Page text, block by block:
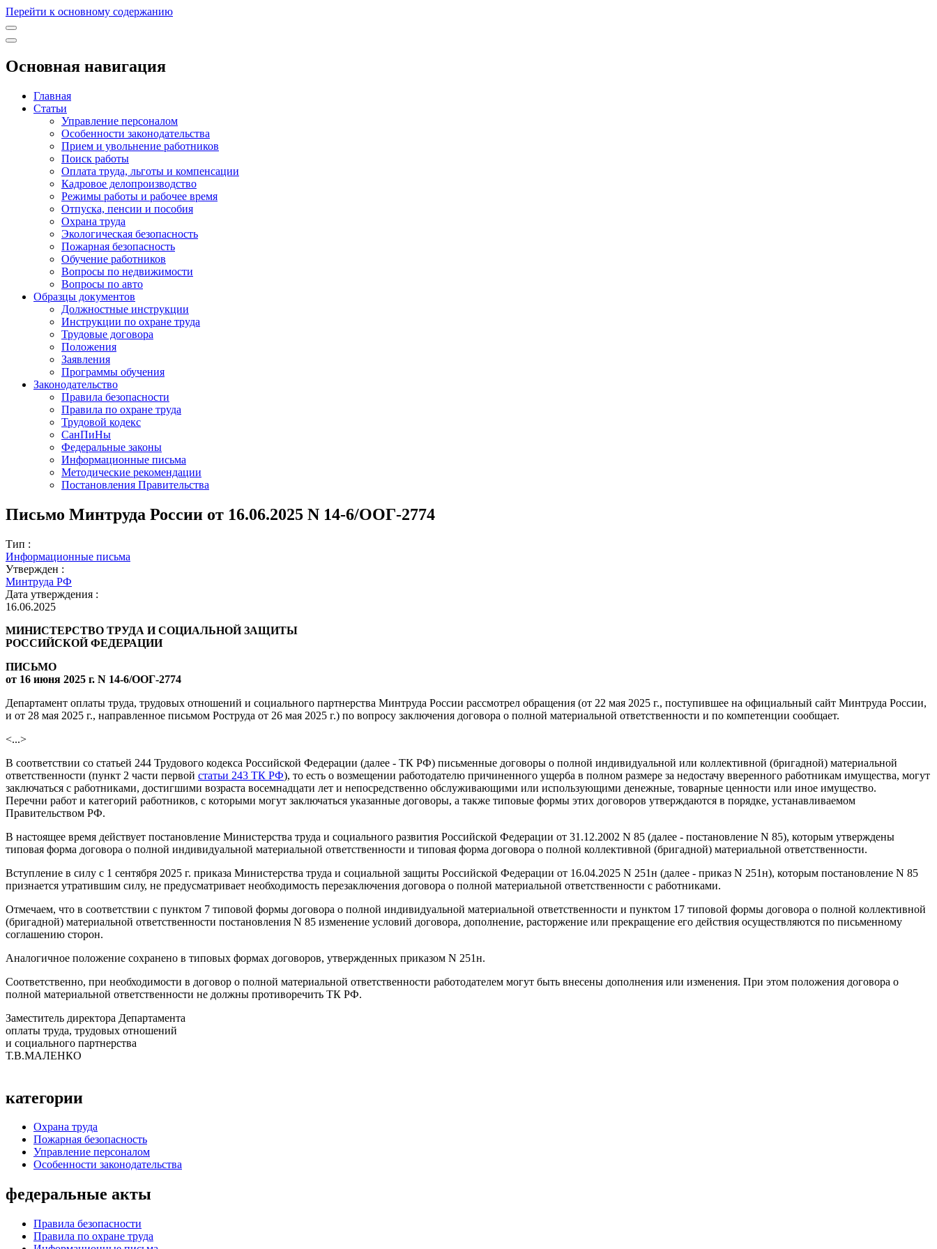
Перейти к основному содержанию
Основная навигация
Главная
Статьи
Управление персоналом
Особенности законодательства
Прием и увольнение работников
Поиск работы
Оплата труда, льготы и компенсации
Кадровое делопроизводство
Режимы работы и рабочее время
Отпуска, пенсии и пособия
Охрана труда
Экологическая безопасность
Пожарная безопасность
Обучение работников
Вопросы по недвижимости
Вопросы по авто
Образцы документов
Должностные инструкции
Инструкции по охране труда
Трудовые договора
Положения
Заявления
Программы обучения
Законодательство
Правила безопасности
Правила по охране труда
Трудовой кодекс
СанПиНы
Федеральные законы
Информационные письма
Методические рекомендации
Постановления Правительства
Письмо Минтруда России от 16.06.2025 N 14-6/ООГ-2774
Тип :
Информационные письма
Утвержден :
Минтруда РФ
Дата утверждения :
16.06.2025
МИНИСТЕРСТВО ТРУДА И СОЦИАЛЬНОЙ ЗАЩИТЫ
РОССИЙСКОЙ ФЕДЕРАЦИИ
ПИСЬМО
от 16 июня 2025 г. N 14-6/ООГ-2774
Департамент оплаты труда, трудовых отношений и социального партнерства Минтруда России рассмотрел обращения (от 22 мая 2025 г., поступившее на официальный сайт Минтруда России,
и от 28 мая 2025 г., направленное письмом Роструда от 26 мая 2025 г.) по вопросу заключения договора о полной материальной ответственности и по компетенции сообщает.
<...>
В соответствии со статьей 244 Трудового кодекса Российской Федерации (далее - ТК РФ) письменные договоры о полной индивидуальной или коллективной (бригадной) материальной
ответственности (пункт 2 части первой статьи 243 ТК РФ), то есть о возмещении работодателю причиненного ущерба в полном размере за недостачу вверенного работникам имущества, могут
заключаться с работниками, достигшими возраста восемнадцати лет и непосредственно обслуживающими или использующими денежные, товарные ценности или иное имущество.
Перечни работ и категорий работников, с которыми могут заключаться указанные договоры, а также типовые формы этих договоров утверждаются в порядке, устанавливаемом
Правительством РФ.
В настоящее время действует постановление Министерства труда и социального развития Российской Федерации от 31.12.2002 N 85 (далее - постановление N 85), которым утверждены
типовая форма договора о полной индивидуальной материальной ответственности и типовая форма договора о полной коллективной (бригадной) материальной ответственности.
Вступление в силу с 1 сентября 2025 г. приказа Министерства труда и социальной защиты Российской Федерации от 16.04.2025 N 251н (далее - приказ N 251н), которым постановление N 85
признается утратившим силу, не предусматривает необходимость перезаключения договора о полной материальной ответственности с работниками.
Отмечаем, что в соответствии с пунктом 7 типовой формы договора о полной индивидуальной материальной ответственности и пунктом 17 типовой формы договора о полной коллективной
(бригадной) материальной ответственности постановления N 85 изменение условий договора, дополнение, расторжение или прекращение его действия осуществляются по письменному
соглашению сторон.
Аналогичное положение сохранено в типовых формах договоров, утвержденных приказом N 251н.
Соответственно, при необходимости в договор о полной материальной ответственности работодателем могут быть внесены дополнения или изменения. При этом положения договора о
полной материальной ответственности не должны противоречить ТК РФ.
Заместитель директора Департамента
оплаты труда, трудовых отношений
и социального партнерства
Т.В.МАЛЕНКО
категории
Охрана труда
Пожарная безопасность
Управление персоналом
Особенности законодательства
федеральные акты
Правила безопасности
Правила по охране труда